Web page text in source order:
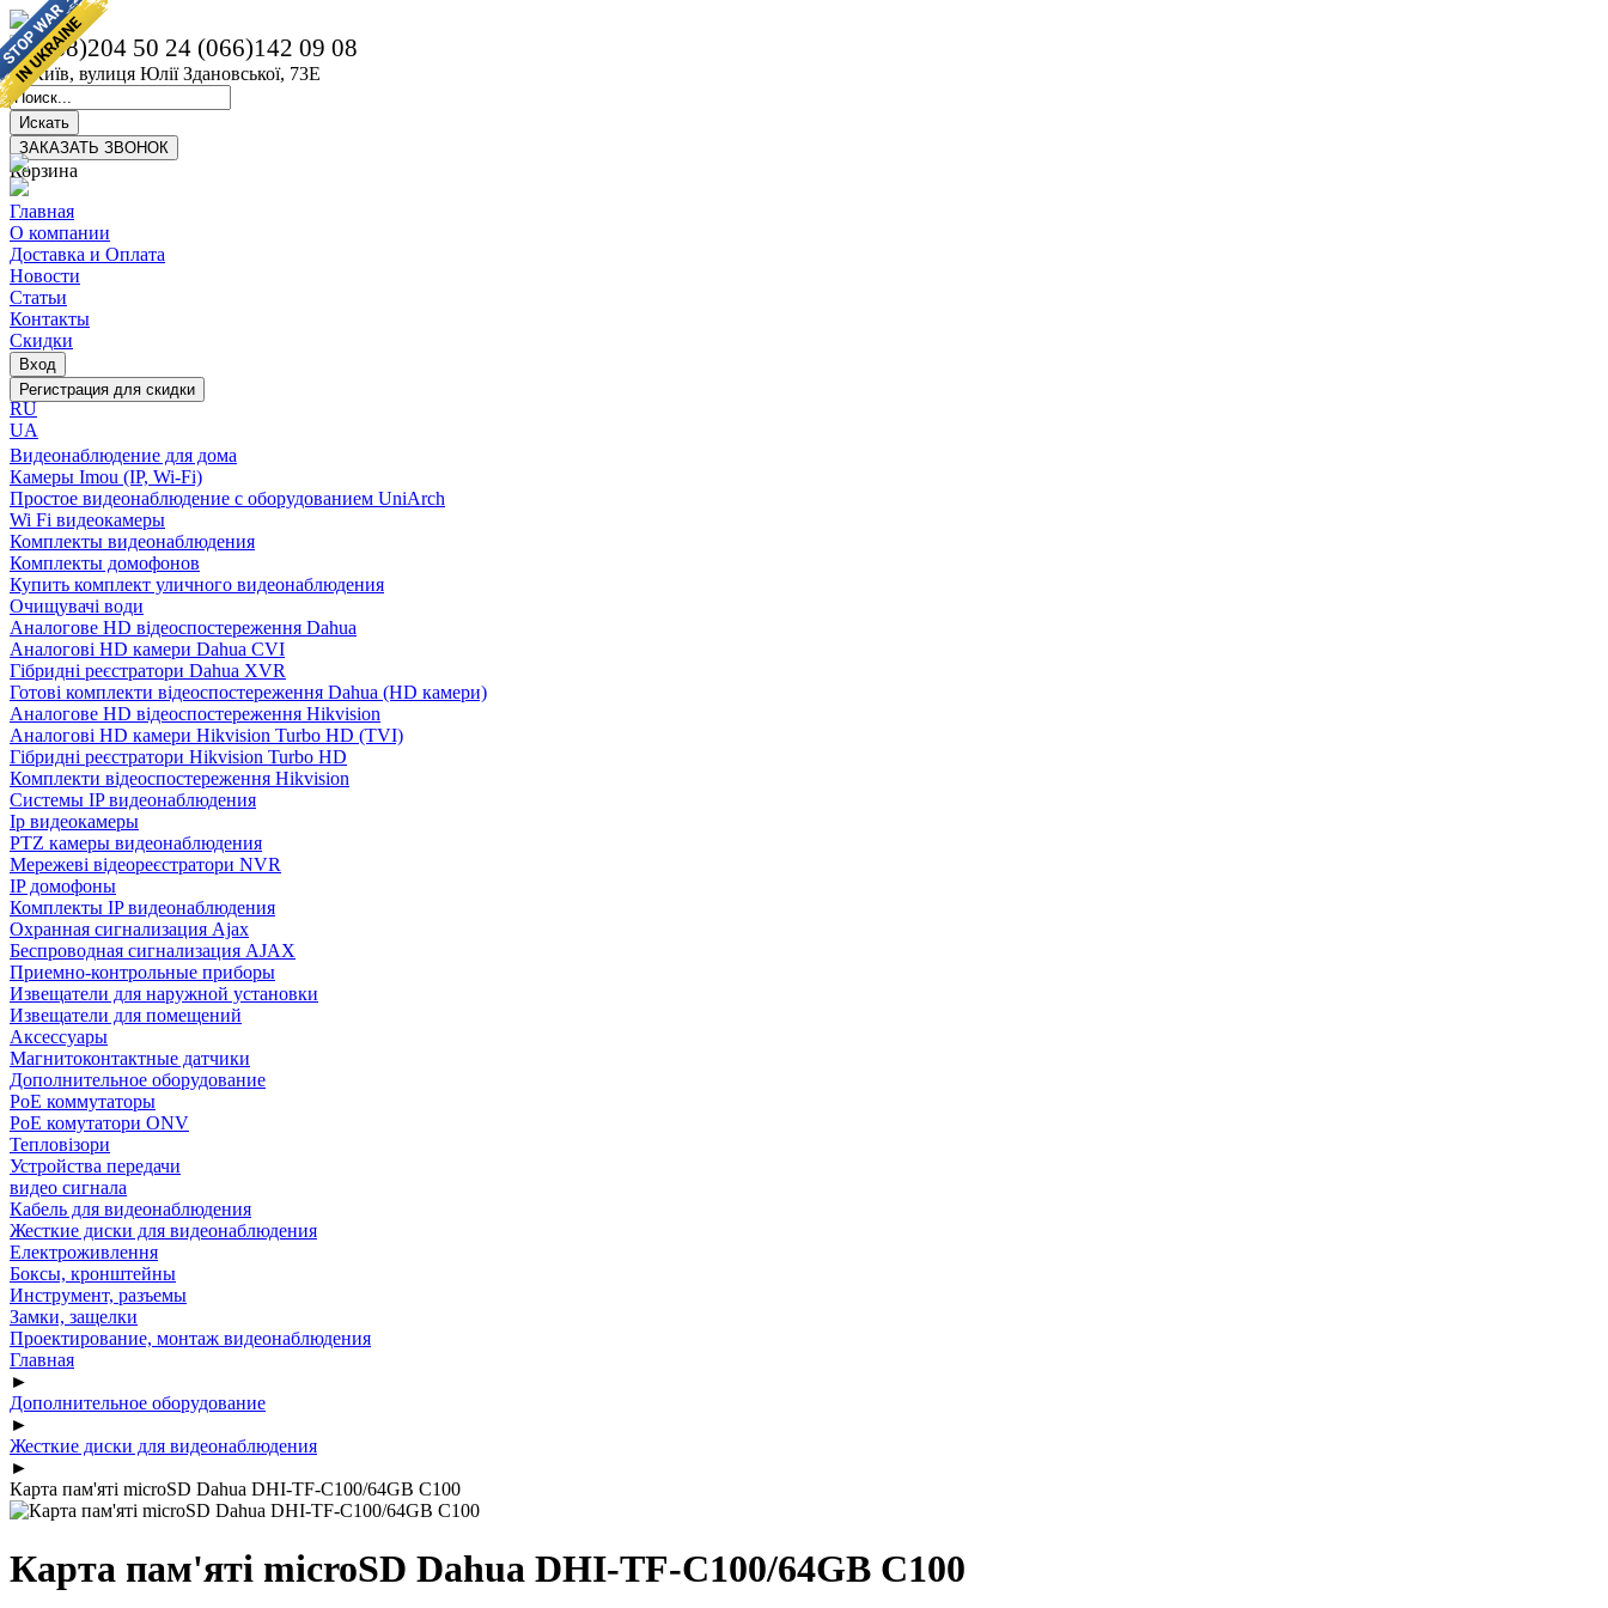
(068)204 50 24 (066)142 09 08
м. Київ, вулиця Юлії Здановської, 73Е
Корзина
Главная
О компании
Доставка и Оплата
Новости
Статьи
Контакты
Скидки
RU
UA
Видеонаблюдение для дома
Камеры Imou (IP, Wi-Fi)
Простое видеонаблюдение с оборудованием UniArch
Wi Fi видеокамеры
Комплекты видеонаблюдения
Комплекты домофонов
Купить комплект уличного видеонаблюдения
Очищувачі води
Аналогове HD відеоспостереження Dahua
Аналогові HD камери Dahua CVI
Гібридні реєстратори Dahua XVR
Готові комплекти відеоспостереження Dahua (HD камери)
Аналогове HD відеоспостереження Hikvision
Аналогові HD камери Hikvision Turbo HD (TVI)
Гібридні реєстратори Hikvision Turbo HD
Комплекти відеоспостереження Hikvision
Системы IP видеонаблюдения
Ip видеокамеры
PTZ камеры видеонаблюдения
Мережеві відеореєстратори NVR
IP домофоны
Комплекты IP видеонаблюдения
Охранная сигнализация Ajax
Беспроводная сигнализация AJAX
Приемно-контрольные приборы
Извещатели для наружной установки
Извещатели для помещений
Аксессуары
Магнитоконтактные датчики
Дополнительное оборудование
PoE коммутаторы
PoE комутатори ONV
Тепловізори
Устройства передачи
видео сигнала
Кабель для видеонаблюдения
Жесткие диски для видеонаблюдения
Електроживлення
Боксы, кронштейны
Инструмент, разъемы
Замки, защелки
Проектирование, монтаж видеонаблюдения
Главная
►
Дополнительное оборудование
►
Жесткие диски для видеонаблюдения
►
Карта пам'яті microSD Dahua DHI-TF-C100/64GB C100
Карта пам'яті microSD Dahua DHI-TF-C100/64GB C100